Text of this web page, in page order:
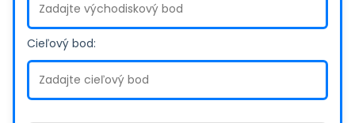
Cieľový bod: